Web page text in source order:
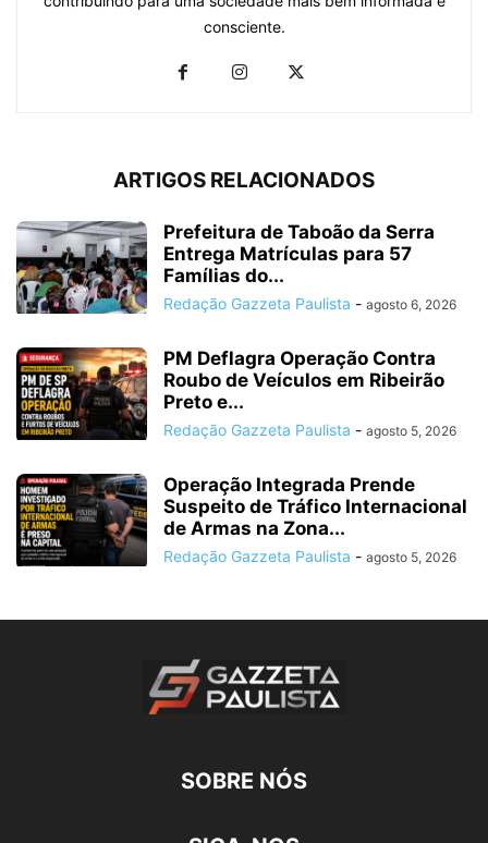
consciente.
ARTIGOS RELACIONADOS
Prefeitura de Taboão da Serra
Entrega Matrículas para 57
Famílias do...
Redação Gazzeta Paulista - agosto 6, 2026
PM Deflagra Operação Contra
Roubo de Veículos em Ribeirão
Preto e...
Redação Gazzeta Paulista - agosto 5, 2026
Operação Integrada Prende
Suspeito de Tráfico Internacional
de Armas na Zona...
Redação Gazzeta Paulista - agosto 5, 2026
SOBRE NÓS